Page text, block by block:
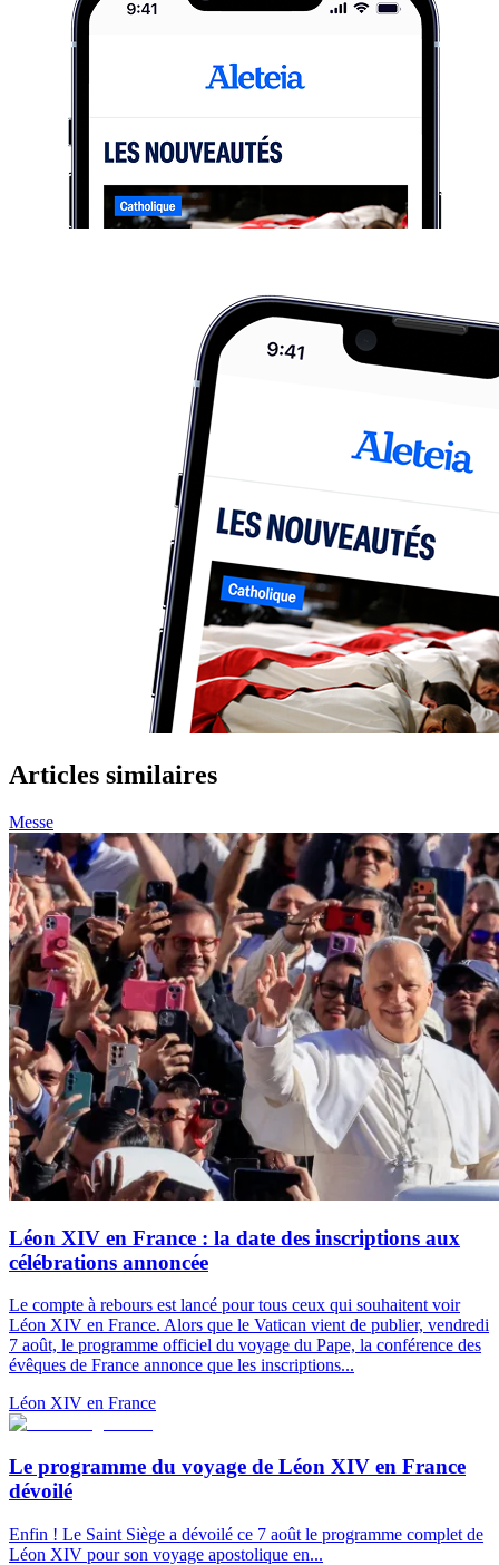
Articles similaires
Messe
Léon XIV en France : la date des inscriptions aux
célébrations annoncée
Le compte à rebours est lancé pour tous ceux qui souhaitent voir
Léon XIV en France. Alors que le Vatican vient de publier, vendredi
7 août, le programme officiel du voyage du Pape, la conférence des
évêques de France annonce que les inscriptions...
Léon XIV en France
Le programme du voyage de Léon XIV en France
dévoilé
Enfin ! Le Saint Siège a dévoilé ce 7 août le programme complet de
Léon XIV pour son voyage apostolique en...